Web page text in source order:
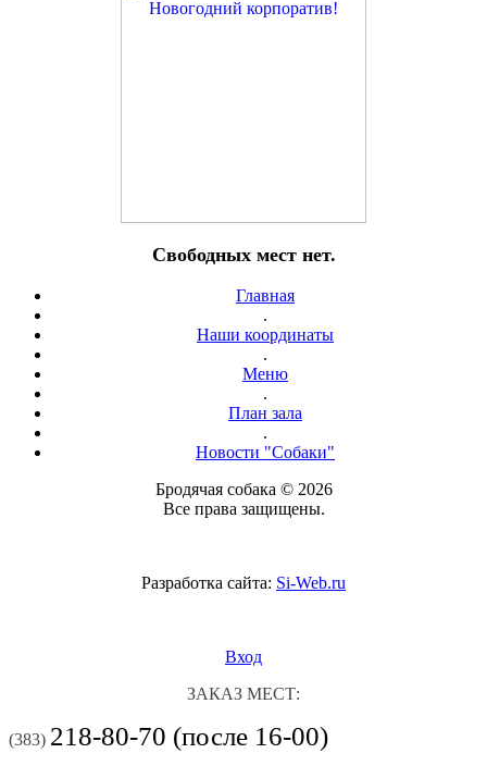
Свободных мест нет.
Главная
.
Наши координаты
.
Меню
.
План зала
.
Новости "Собаки"
Бродячая собака © 2026
Все права защищены.
Разработка сайта: Si-Web.ru
Вход
ЗАКАЗ МЕСТ:
(383) 218-80-70 (после 16-00)